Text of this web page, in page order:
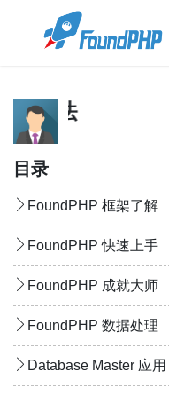
目录
FoundPHP 框架了解
FoundPHP 快速上手
FoundPHP 成就大师
FoundPHP 数据处理
Database Master 应用